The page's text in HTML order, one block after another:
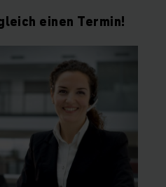
einen Termin!